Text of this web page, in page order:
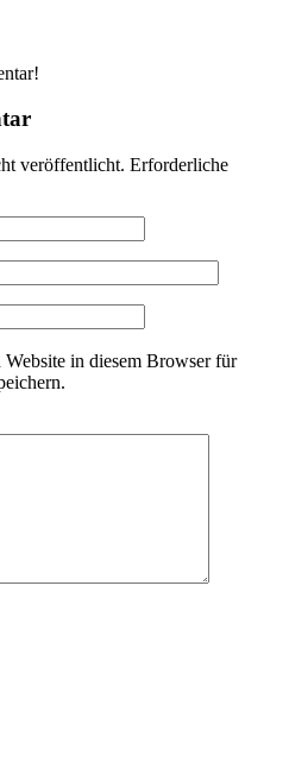
veröffentlicht. Erforderliche
in diesem Browser für